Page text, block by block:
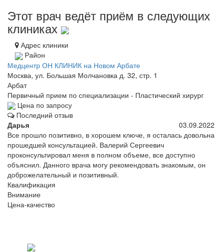
Этот врач ведёт приём в следующих
клиниках
Адрес клиники
Район
Медцентр ОН КЛИНИК на Новом Арбате
Москва, ул. Большая Молчановка д. 32, стр. 1
Арбат
Первичный прием по специализации - Пластический хирург
Цена по запросу
Последний отзыв
Дарья
03.09.2022
Все прошло позитивно, в хорошем ключе, я осталась довольна
прошедшей консультацией. Валерий Сергеевич
проконсультировал меня в полном объеме, все доступно
объяснил. Данного врача могу рекомендовать знакомым, он
доброжелательный и позитивный.
Квалификация
Внимание
Цена-качество